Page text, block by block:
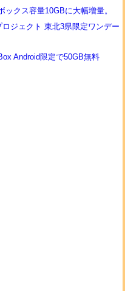
クス容量10GBに大幅増量。
ジェクト 東北3県限定ワンデー
Android限定で50GB無料